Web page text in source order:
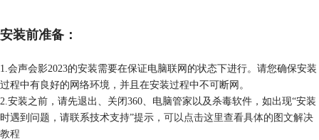
安装前准备：
1.会声会影2023的安装需要在保证电脑联网的状态下进行。请您确保安装
过程中有良好的网络环境，并且在安装过程中不可断网。
2.安装之前，请先退出、关闭360、电脑管家以及杀毒软件，如出现“安装
时遇到问题，请联系技术支持”提示， 可以点击这里查看具体的图文解决
教程